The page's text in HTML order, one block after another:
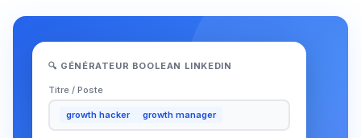
🔍 GÉNÉRATEUR BOOLEAN LINKEDIN
Titre / Poste
growth hacker growth manager